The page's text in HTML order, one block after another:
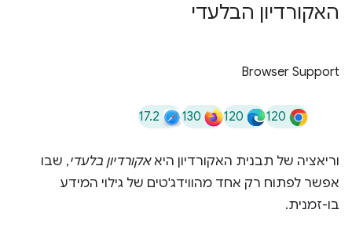
האקורדיון הבלעדי
Browser Support
120
120
130
17.2
וריאציה של תבנית האקורדיון היאאקורדיון בלעדי, שבו
אפשר לפתוח רק אחד מהווידג'טים של גילוי המידע
בו-זמנית.